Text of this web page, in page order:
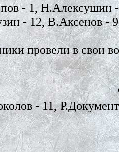
- 1, Н.Алексушин -
- 12, В.Аксенов
провели в свои
- 11,